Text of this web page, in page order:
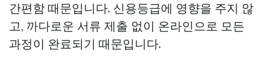
간편함 때문입니다. 신용등급에 영향을 주지 않
고, 까다로운 서류 제출 없이 온라인으로 모든
과정이 완료되기 때문입니다.